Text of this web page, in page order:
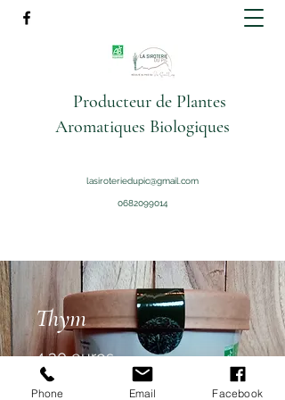
Producteur de Plantes
Aromatiques Biologiques
lasiroteriedupic@gmail.com
0682099014
Thym
4,30 euros
Thym Biologique
Phone Email Facebook